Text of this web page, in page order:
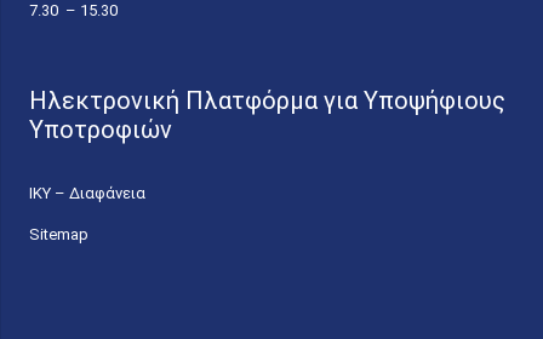
7.30 – 15.30
Ηλεκτρονική Πλατφόρμα για Υποψήφιους
Υποτροφιών
ΙΚΥ – Διαφάνεια
Sitemap